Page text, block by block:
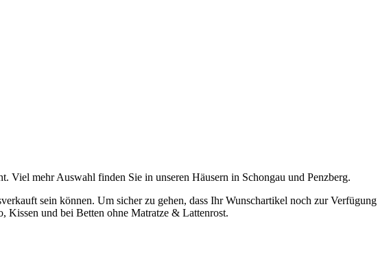
Viel mehr Auswahl finden Sie in unseren Häusern in Schongau und Penzberg.
sein können. Um sicher zu gehen, dass Ihr Wunschartikel noch zur
Kissen und bei Betten ohne Matratze & Lattenrost.